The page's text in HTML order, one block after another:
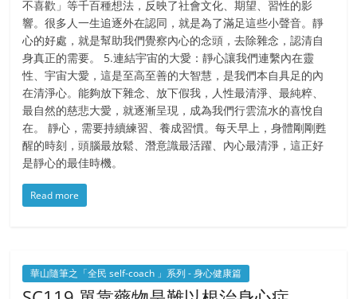
不喜歡」等千百種想法，反映了社會文化、期望、習性的影
響。很多人一生追逐外在認同，就是為了滿足這些小聲音。靜
心的好處，就是幫助我們覺察內心的念頭，去除雜念，認清自
身真正的需要。 5.連結宇宙的大愛：靜心讓我們連繫內在靈
性、宇宙大愛，這是至高至善的大智慧，是我們本自具足的內
在清淨心。能夠放下雜念、放下假我，人性最清淨、最純粹、
最自然的慈悲大愛，就逐漸呈現，成為我們行雲流水的喜悅自
在。 靜心，需要持續練習、養成習慣。每天早上，身體剛剛甦
醒的時刻，頭腦最放鬆、潛意識最活躍、內心最清淨，這正好
是靜心的最佳時機。
Read more
華山隨筆之「全民 self-coach 」系列 - 身心健康篇